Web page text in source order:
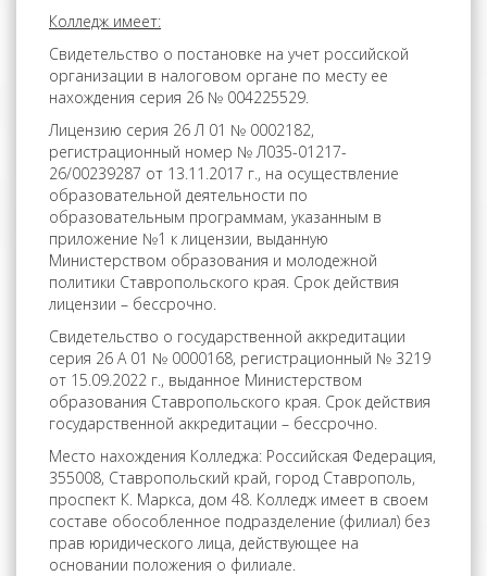
Колледж имеет:
Свидетельство о постановке на учет российской
организации в налоговом органе по месту ее
нахождения серия 26 № 004225529.
Лицензию серия 26 Л 01 № 0002182,
регистрационный номер № Л035-01217-
26/00239287 от 13.11.2017 г., на осуществление
образовательной деятельности по
образовательным программам, указанным в
приложение №1 к лицензии, выданную
Министерством образования и молодежной
политики Ставропольского края. Срок действия
лицензии – бессрочно.
Свидетельство о государственной аккредитации
серия 26 А 01 № 0000168, регистрационный № 3219
от 15.09.2022 г., выданное Министерством
образования Ставропольского края. Срок действия
государственной аккредитации – бессрочно.
Место нахождения Колледжа: Российская Федерация,
355008, Ставропольский край, город Ставрополь,
проспект К. Маркса, дом 48. Колледж имеет в своем
составе обособленное подразделение (филиал) без
прав юридического лица, действующее на
основании положения о филиале.